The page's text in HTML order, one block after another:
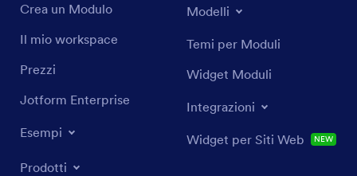
Crea un Modulo
Il mio workspace
Prezzi
Jotform Enterprise
Esempi
Prodotti
Modelli
Temi per Moduli
Widget Moduli
Integrazioni
Widget per Siti Web NEW